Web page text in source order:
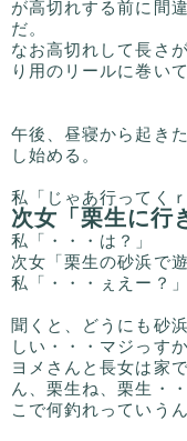
が高切れする前に間
だ。
なお高切れして長さ
り用のリールに巻い
午後、昼寝から起き
し始める。
私「じゃあ行ってくｒ
次女「栗生に行
私「・・・は？」
次女「栗生の砂浜で
私「・・・ぇえー？」
聞くと、どうにも砂
しい・・・マジっすか
ヨメさんと長女は家
ん、栗生ね、栗生・
こで何釣れっていう